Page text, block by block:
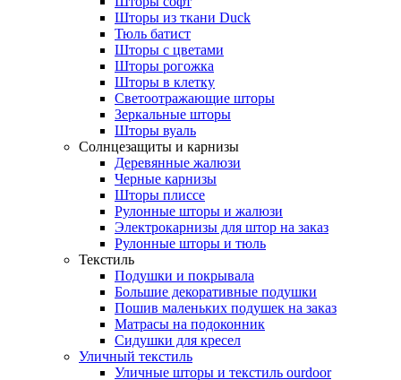
Шторы из ткани Duck
Тюль батист
Шторы с цветами
Шторы рогожка
Шторы в клетку
Светоотражающие шторы
Зеркальные шторы
Шторы вуаль
Солнцезащиты и карнизы
Деревянные жалюзи
Черные карнизы
Шторы плиссе
Рулонные шторы и жалюзи
Электрокарнизы для штор на заказ
Рулонные шторы и тюль
Текстиль
Подушки и покрывала
Большие декоративные подушки
Пошив маленьких подушек на заказ
Матрасы на подоконник
Сидушки для кресел
Уличный текстиль
Уличные шторы и текстиль ourdoor